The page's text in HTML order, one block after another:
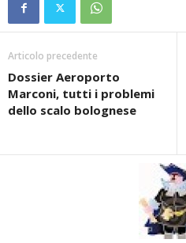
Articolo precedente
Dossier Aeroporto
Marconi, tutti i problemi
dello scalo bolognese